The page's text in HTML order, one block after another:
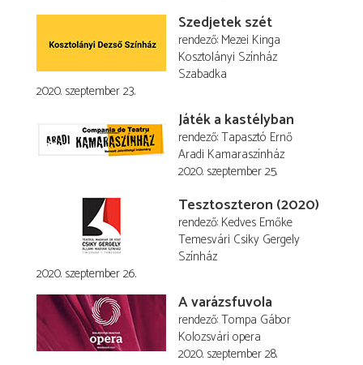
Szedjetek szét
rendező Mezei Kinga
Kosztolányi Színház
Szabadka
2020. szeptember 23.
Játék a kastélyban
rendező Tapasztó Ernő
Aradi Kamaraszínház
2020. szeptember 25.
Tesztoszteron (2020)
rendező Kedves Emőke
Temesvári Csiky Gergely
Színház
2020. szeptember 26.
A varázsfuvola
rendező Tompa Gábor
Kolozsvári opera
2020. szeptember 28.